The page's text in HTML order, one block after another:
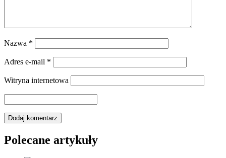
Nazwa *
Adres e-mail *
Witryna internetowa
Polecane artykuły